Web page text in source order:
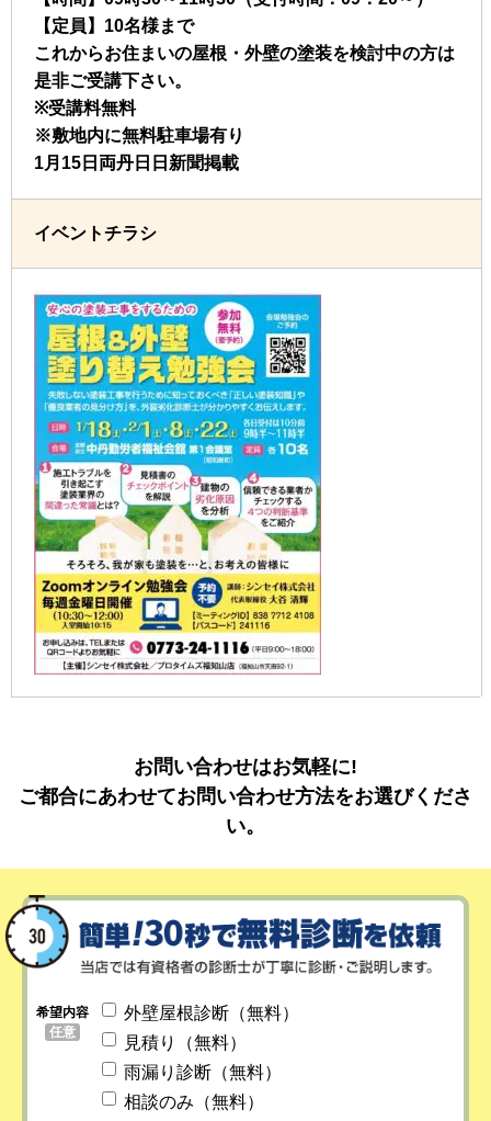
【定員】10名様まで
これからお住まいの屋根・外壁の塗装を検討中の方は
是非ご受講下さい。
※受講料無料
※敷地内に無料駐車場有り
1月15日両丹日日新聞掲載
イベントチラシ
お問い合わせはお気軽に!
ご都合にあわせてお問い合わせ方法をお選びくださ
い。
希望内容
任意
外壁屋根診断（無料）
見積り（無料）
雨漏り診断（無料）
相談のみ（無料）